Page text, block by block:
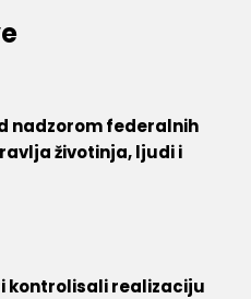
nadzorom federalnih
životinja, ljudi i
kontrolisali realizaciju